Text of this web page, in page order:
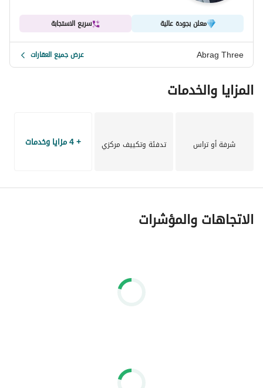
معلن بجودة عالية سريع الاستجابة
Abrag Three عرض جميع العقارات
المزايا والخدمات
شرفة أو تراس تدفئة وتكييف مركزي + 4 مزايا وخدمات
الاتجاهات والمؤشرات